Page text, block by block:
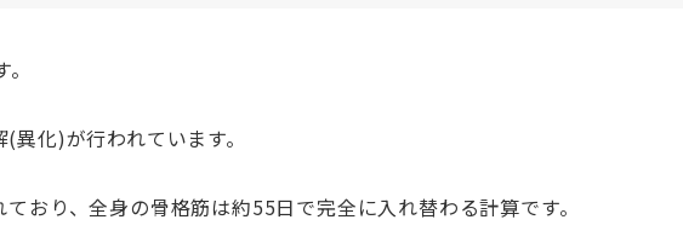
化)が行われています。
おり、全身の骨格筋は約55日で完全に入れ替わる計算です。